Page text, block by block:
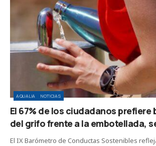
AQUALIA NOTICIAS
El 67% de los ciudadanos prefiere
del grifo frente a la embotellada,
El IX Barómetro de Conductas Sostenibles